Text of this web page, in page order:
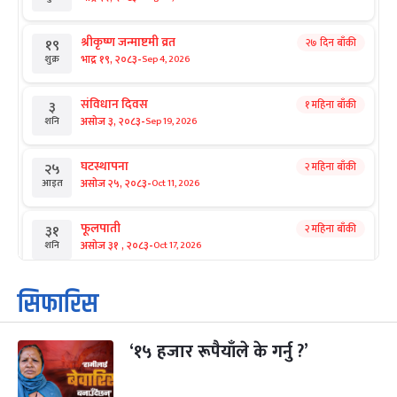
१९
शुक्र
श्रीकृष्ण जन्माष्टमी व्रत
भाद्र १९, २०८३-Sep 4, 2026
२७ दिन बाँकी
३
शनि
संविधान दिवस
असोज ३, २०८३-Sep 19, 2026
१ महिना बाँकी
२५
आइत
घटस्थापना
असोज २५, २०८३-Oct 11, 2026
२ महिना बाँकी
३१
शनि
फूलपाती
असोज ३१ , २०८३-Oct 17, 2026
२ महिना बाँकी
१
आइत
कार्तिक सङ्क्रान्ति
कार्तिक १, २०८३
३
मंगल
महानवमी
कार्तिक ३, २०८३
२ महिना बाँकी
सिफारिस
‘१५ हजार रूपैयाँले के गर्नु ?’